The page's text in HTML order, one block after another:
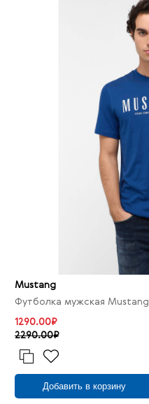
Mustang
Футболка мужская Mustang
1290.00₽
2290.00₽
Добавить в корзину